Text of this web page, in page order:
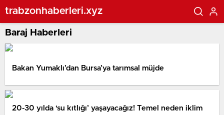
trabzonhaberleri.xyz
Baraj Haberleri
Bakan Yumaklı’dan Bursa’ya tarımsal müjde
20-30 yılda ‘su kıtlığı’ yaşayacağız! Temel neden iklim